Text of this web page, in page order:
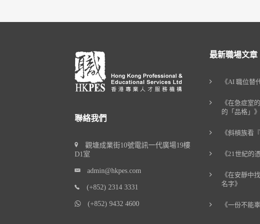
聯絡我們
觀塘成業街10號電訊一代廣場19樓
D1室
admin@hkpes.com
(+852) 2314 3331
(+852) 9432 4600
最新職場文章
《AI 職位替
《在急症室
的「品格」》
《斜槓族看
《21世紀的
《在安靜中
名字》
《一份不能